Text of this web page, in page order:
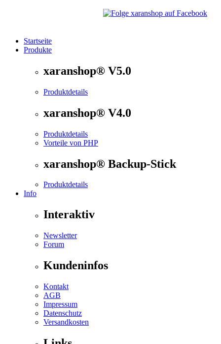
Startseite
Produkte
xaranshop® V5.0
Produktdetails
xaranshop® V4.0
Produktdetails
Vorteile von PHP
xaranshop® Backup-Stick
Produktdetails
Info
Interaktiv
Newsletter
Forum
Kundeninfos
Kontakt
AGB
Impressum
Datenschutz
Versandkosten